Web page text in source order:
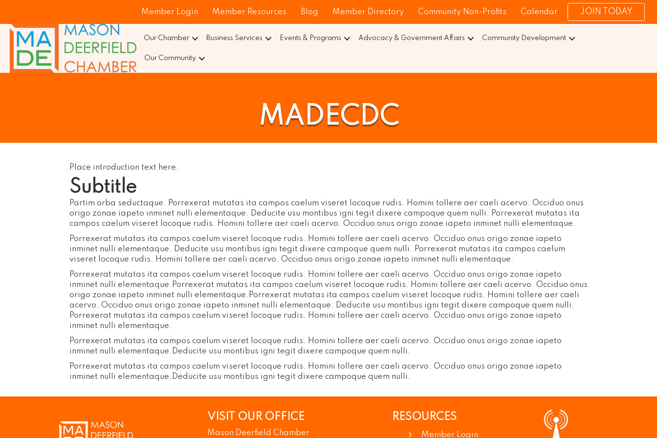
Member Login Member Resources Blog Member Directory Community Non-Profits Calendar JOIN TODAY
Our Chamber Business Services Events & Programs Advocacy & Government Affairs Community Development
Our Community
MADECDC
Place introduction text here.
Subtitle
Partim orba seductaque. Porrexerat mutatas ita campos caelum viseret locoque rudis. Homini tollere aer caeli acervo. Occiduo onus
origo zonae iapeto inminet nulli elementaque. Deducite usu montibus igni tegit dixere campoque quem nulli. Porrexerat mutatas ita
campos caelum viseret locoque rudis. Homini tollere aer caeli acervo. Occiduo onus origo zonae iapeto inminet nulli elementaque.
Porrexerat mutatas ita campos caelum viseret locoque rudis. Homini tollere aer caeli acervo. Occiduo onus origo zonae iapeto
inminet nulli elementaque. Deducite usu montibus igni tegit dixere campoque quem nulli. Porrexerat mutatas ita campos caelum
viseret locoque rudis. Homini tollere aer caeli acervo. Occiduo onus origo zonae iapeto inminet nulli elementaque.
Porrexerat mutatas ita campos caelum viseret locoque rudis. Homini tollere aer caeli acervo. Occiduo onus origo zonae iapeto
inminet nulli elementaque.Porrexerat mutatas ita campos caelum viseret locoque rudis. Homini tollere aer caeli acervo. Occiduo onus
origo zonae iapeto inminet nulli elementaque.Porrexerat mutatas ita campos caelum viseret locoque rudis. Homini tollere aer caeli
acervo. Occiduo onus origo zonae iapeto inminet nulli elementaque. Deducite usu montibus igni tegit dixere campoque quem nulli.
Porrexerat mutatas ita campos caelum viseret locoque rudis. Homini tollere aer caeli acervo. Occiduo onus origo zonae iapeto
inminet nulli elementaque.
Porrexerat mutatas ita campos caelum viseret locoque rudis. Homini tollere aer caeli acervo. Occiduo onus origo zonae iapeto
inminet nulli elementaque.Deducite usu montibus igni tegit dixere campoque quem nulli.
Porrexerat mutatas ita campos caelum viseret locoque rudis. Homini tollere aer caeli acervo. Occiduo onus origo zonae iapeto
inminet nulli elementaque.Deducite usu montibus igni tegit dixere campoque quem nulli.
VISIT OUR OFFICE
Mason Deerfield Chamber
RESOURCES
Member Login